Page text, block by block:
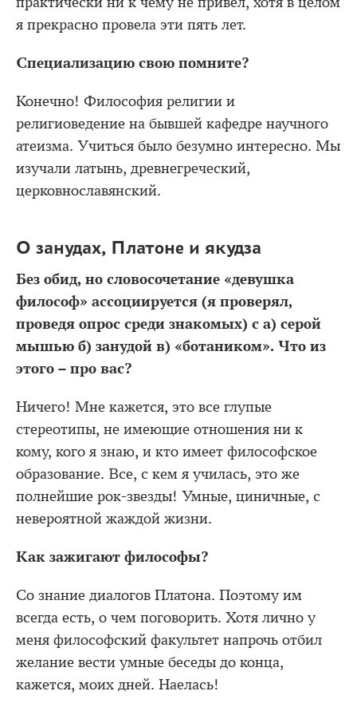
я прекрасно провела эти пять лет.
Специализацию свою помните?
Конечно! Философия религии и
религиоведение на бывшей кафедре научного
атеизма. Учиться было безумно интересно. Мы
изучали латынь, древнегреческий,
церковнославянский.
О занудах, Платоне и якудза
Без обид, но словосочетание «девушка
философ» ассоциируется (я проверял,
проведя опрос среди знакомых) с а) серой
мышью б) занудой в) «ботаником». Что из
этого – про вас?
Ничего! Мне кажется, это все глупые
стереотипы, не имеющие отношения ни к
кому, кого я знаю, и кто имеет философское
образование. Все, с кем я училась, это же
полнейшие рок-звезды! Умные, циничные, с
невероятной жаждой жизни.
Как зажигают философы?
Со знание диалогов Платона. Поэтому им
всегда есть, о чем поговорить. Хотя лично у
меня философский факультет напрочь отбил
желание вести умные беседы до конца,
кажется, моих дней. Наелась!